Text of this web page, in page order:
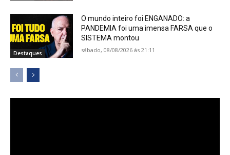
Destaques
O mundo inteiro foi ENGANADO: a
PANDEMIA foi uma imensa FARSA que o
SISTEMA montou
sábado, 08/08/2026 ás 21:11